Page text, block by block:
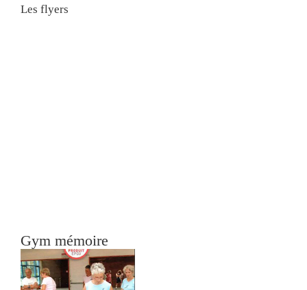
Les flyers
Gym mémoire